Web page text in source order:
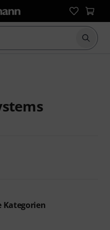
Suche
Kategorien